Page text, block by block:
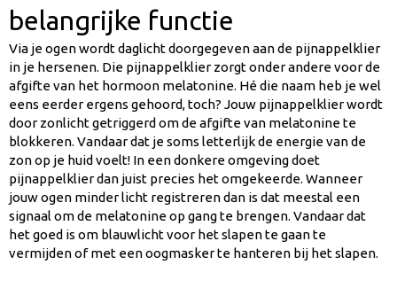
belangrijke functie
Via je ogen wordt daglicht doorgegeven aan de pijnappelklier
in je hersenen. Die pijnappelklier zorgt onder andere voor de
afgifte van het hormoon melatonine. Hé die naam heb je wel
eens eerder ergens gehoord, toch? Jouw pijnappelklier wordt
door zonlicht getriggerd om de afgifte van melatonine te
blokkeren. Vandaar dat je soms letterlijk de energie van de
zon op je huid voelt! In een donkere omgeving doet
pijnappelklier dan juist precies het omgekeerde. Wanneer
jouw ogen minder licht registreren dan is dat meestal een
signaal om de melatonine op gang te brengen. Vandaar dat
het goed is om blauwlicht voor het slapen te gaan te
vermijden of met een oogmasker te hanteren bij het slapen.